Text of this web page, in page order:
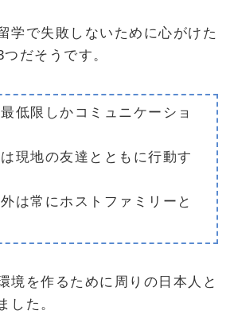
学で失敗しないために心がけた
だそうです。
低限しかコミュニケーショ
現地の友達とともに行動す
は常にホストファミリーと
境を作るために周りの日本人と
した。